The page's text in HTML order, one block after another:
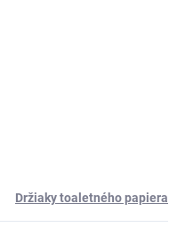
Držiaky toaletného papiera